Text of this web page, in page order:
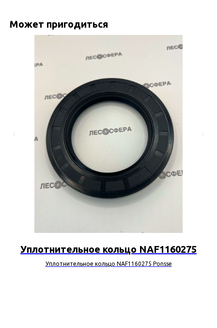
Может пригодиться
Уплотнительное кольцо NAF1160275
Уплотнительное кольцо NAF1160275 Ponsse